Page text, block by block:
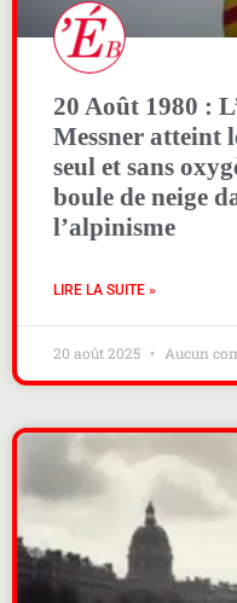
20 Août 1980 :
Messner atteint
seul et sans
boule de neige
l’alpinisme
LIRE LA SUITE »
20 août 2025 Aucun